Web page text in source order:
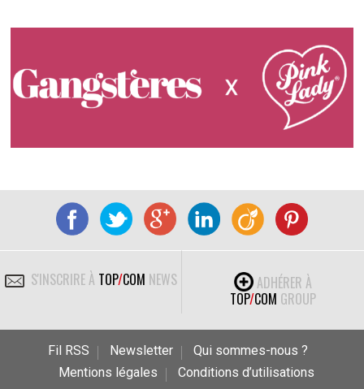
S'INSCRIRE À TOP/COM NEWS
ADHÉRER À
TOP/COM GROUP
Fil RSS Newsletter
Qui sommes-nous ?
Mentions légales
Conditions d’utilisations